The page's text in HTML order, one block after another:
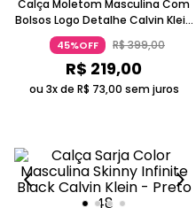
Calça Moletom Masculina Com
Bolsos Logo Detalhe Calvin Klein
Jeans - Azul Marinho
45%OFF R$399,00
R$ 219,00
ou 3x de R$ 73,00 sem juros